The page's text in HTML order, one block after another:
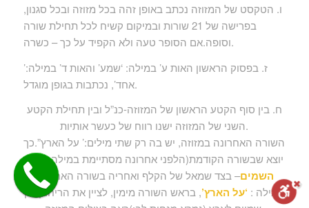
ו. הטקסט של המזוזה נכתב באופן זהה בכל מזוזה ובכל סגנון,
בפרישה של 21 שורות ובמיקום קשיח לכל תחילת שורה
וסופה.אם הסופר טעה ולא הקפיד על כך – כשרה.
ז. בפסוק הראשון האות ע’ במילה: ‘שמע’ והאות ד’ במילה:’
אחד’, נכתבות בגופן מוגדל.
ח. בין סוף הקטע הראשון של המזוזה-כנ”ל ובין תחילת הקטע
השני של המזוזה ישנו רווח של כעשר אותיות.
השורה האחרונה במזוזה, יש בה רק שתי מילים:’ על הארץ”.כך
יוצא שבשורה הקודמת(הלפני אחרונה מסתיימת במילה:כימי
השמים– בצד שמאל של הקלף ואחריה בשורה האחרונה
המילה : ‘על הארץ’, בראש השורה מימין, לציין את הריחוק בין